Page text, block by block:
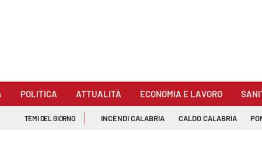
POLITICA ATTUALITÀ ECONOMIA E LAVORO
TEMI DEL GIORNO INCENDI CALABRIA CALDO CALABRIA